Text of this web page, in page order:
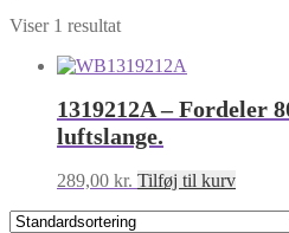
Viser 1 resultat
1319212A – Fordeler
luftslange.
289,00 kr. Tilføj til kurv